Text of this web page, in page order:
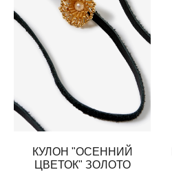
КУЛОН "ОСЕННИЙ
ЦВЕТОК" ЗОЛОТО